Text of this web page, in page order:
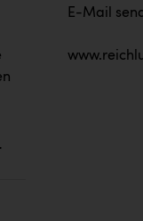
E-Mail